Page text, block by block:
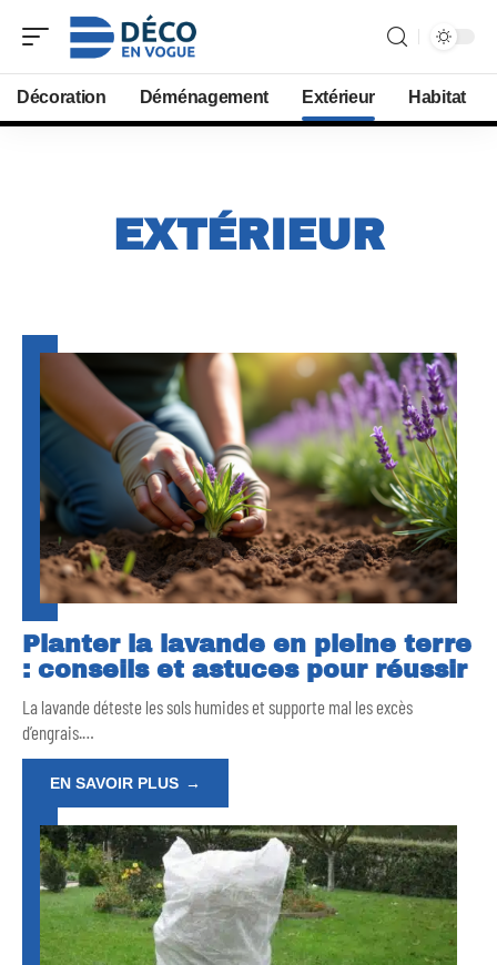
Décoration Déménagement Extérieur Habitat
EXTÉRIEUR
Planter la lavande en pleine terre
: conseils et astuces pour réussir
La lavande déteste les sols humides et supporte mal les excès
d’engrais.…
EN SAVOIR PLUS